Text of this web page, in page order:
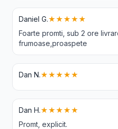
Daniel G.★★★★★
Foarte promti, sub 2 ore
frumoase,proaspete
Dan N.★★★★★
Dan H.★★★★★
Promt, explicit.